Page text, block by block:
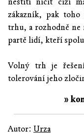
zákazník, pak
trhu, a rozhodně ne
partě lidí, kteří
Volný trh je
tolerování jeho
»
Autor: Urza